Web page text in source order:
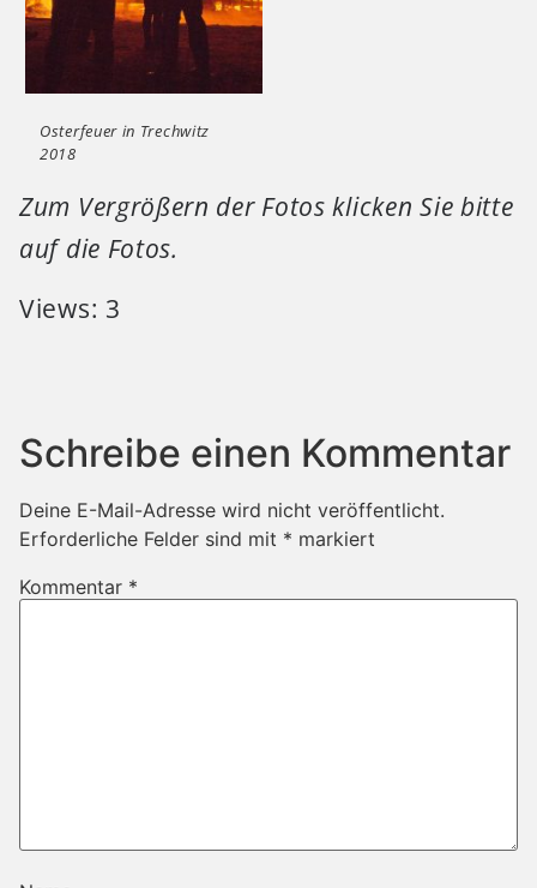
Osterfeuer in Trechwitz
2018
Zum Vergrößern der Fotos klicken Sie bitte
auf die Fotos.
Views: 3
Schreibe einen Kommentar
Deine E-Mail-Adresse wird nicht veröffentlicht.
Erforderliche Felder sind mit * markiert
Kommentar *